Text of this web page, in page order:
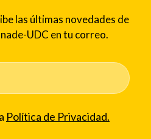
las últimas novedades de
UDC en tu correo.
Política de Privacidad.